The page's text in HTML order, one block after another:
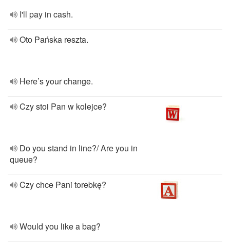
I'll pay in cash.
Oto Pańska reszta.
Here’s your change.
Czy stoi Pan w kolejce?
Do you stand in line?/ Are you in
queue?
Czy chce Pani torebkę?
Would you like a bag?